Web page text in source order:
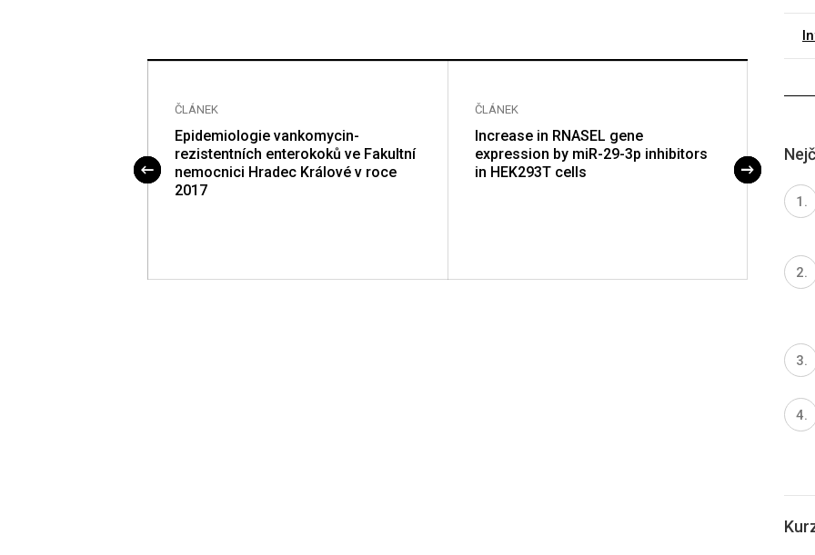
ČLÁNEK
Epidemiologie vankomycin-
rezistentních enterokoků ve Fakultní
nemocnici Hradec Králové v roce
2017
ČLÁNEK
Increase in RNASEL gene
expression by miR-29-3p inhibitors
in HEK293T cells